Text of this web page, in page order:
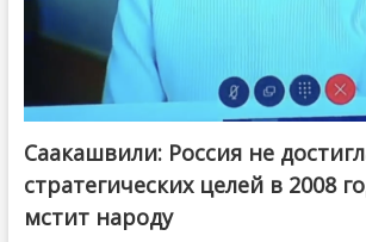
Саакашвили: Россия не
стратегических целей в 2008
мстит народу